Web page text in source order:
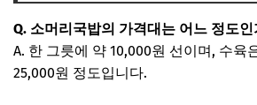
Q. 소머리국밥의 가격대는 어느 정도인
A. 한 그릇에 약 10,000원 선이며, 수육
25,000원 정도입니다.